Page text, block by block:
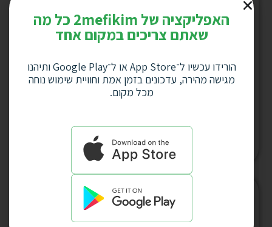
למחיר לחץ כאן
האפליקציה של 2mefikim כל מה
שאתם צריכים במקום אחד
הורידו עכשיו ל־App Store או ל־Google Play ותיהנו
מגישה מהירה, עדכונים בזמן אמת וחוויית שימוש נוחה
מכל מקום.